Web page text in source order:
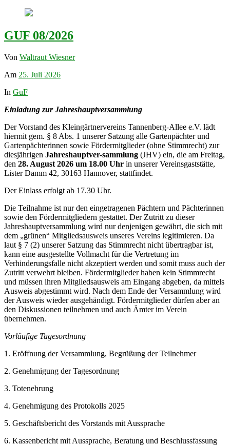
GUF 08/2026
Von Waltraut Wiesner
Am 25. Juli 2026
In GuF
Einladung zur Jahreshauptversammlung
Der Vorstand des Kleingärtnervereins Tannenberg-Allee e.V. lädt
hiermit gem. § 8 Abs. 1 unserer Satzung alle Gartenpächter und
Gartenpächterinnen sowie Fördermitglieder (ohne Stimmrecht) zur
diesjährigen Jahreshauptver-sammlung (JHV) ein, die am Freitag,
den 28. August 2026 um 18.00 Uhr in unserer Vereinsgaststätte,
Lister Damm 42, 30163 Hannover, stattfindet.
Der Einlass erfolgt ab 17.30 Uhr.
Die Teilnahme ist nur den eingetragenen Pächtern und Pächterinnen
sowie den Fördermitgliedern gestattet. Der Zutritt zu dieser
Jahreshauptversammlung wird nur denjenigen gewährt, die sich mit
dem „grünen“ Mitgliedsausweis unseres Vereins legitimieren. Da
laut § 7 (2) unserer Satzung das Stimmrecht nicht übertragbar ist,
kann eine ausgestellte Vollmacht für die Vertretung im
Verhinderungsfalle nicht akzeptiert werden und somit muss auch der
Zutritt verwehrt bleiben. Fördermitglieder haben kein Stimmrecht
und müssen ihren Mitgliedsausweis am Eingang abgeben, da mittels
Ausweis abgestimmt wird. Nach dem Ende der Versammlung wird
der Ausweis wieder ausgehändigt. Fördermitglieder dürfen aber an
den Diskussionen teilnehmen und auch Ämter im Verein
übernehmen.
Vorläufige Tagesordnung
1. Eröffnung der Versammlung, Begrüßung der Teilnehmer
2. Genehmigung der Tagesordnung
3. Totenehrung
4. Genehmigung des Protokolls 2025
5. Geschäftsbericht des Vorstands mit Aussprache
6. Kassenbericht mit Aussprache, Beratung und Beschlussfassung